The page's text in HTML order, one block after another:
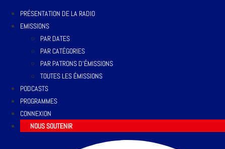
PRÉSENTATION DE LA RADIO
EMISSIONS
PAR DATES
PAR CATÉGORIES
PAR PATRONS D’ÉMISSIONS
TOUTES LES ÉMISSIONS
PODCASTS
PROGRAMMES
CONNEXION
NOUS SOUTENIR